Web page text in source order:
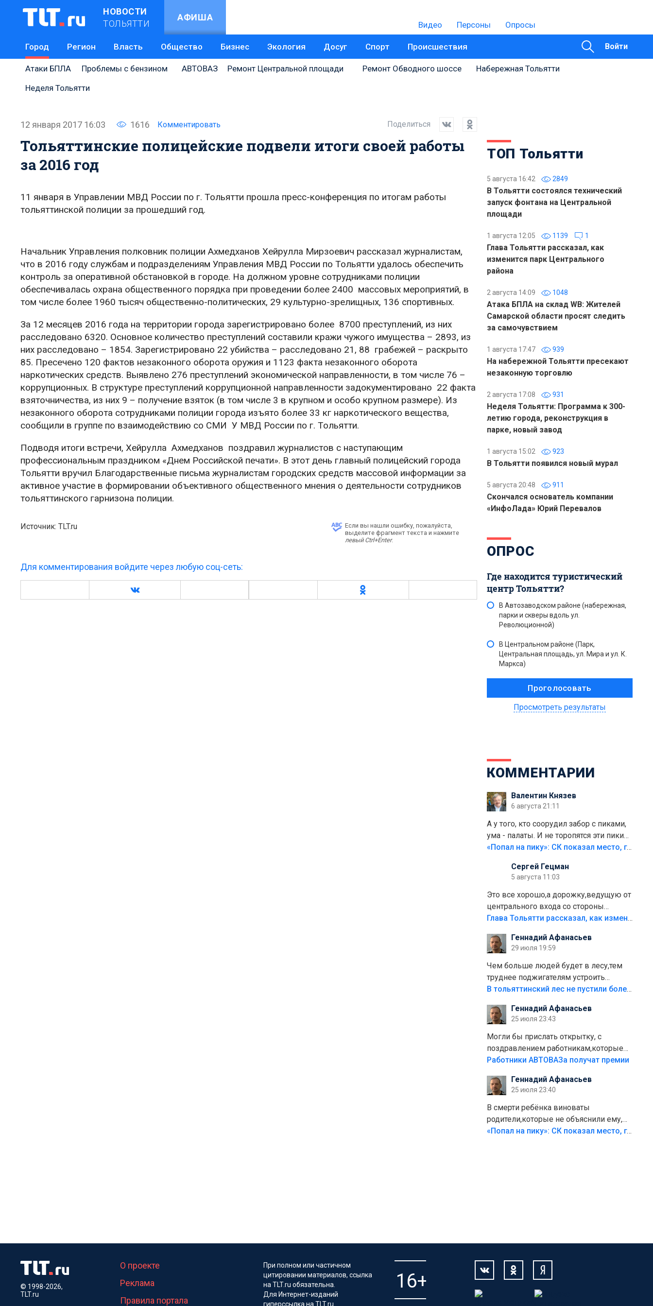
НОВОСТИ
ТОЛЬЯТТИ
АФИША
Видео Персоны Опросы
Город Регион Власть Общество Бизнес Экология Досуг Спорт Происшествия Войти
Атаки БПЛА Проблемы с бензином АВТОВАЗ Ремонт Центральной площади Ремонт Обводного шоссе
Набережная Тольятти
Неделя Тольятти
12 января 2017 16:03 1616 Комментировать Поделиться
Тольяттинские полицейские подвели итоги своей работы
за 2016 год
11 января в Управлении МВД России по г. Тольятти прошла пресс-конференция по итогам работы
тольяттинской полиции за прошедший год.
Начальник Управления полковник полиции Ахмедханов Хейрулла Мирзоевич рассказал журналистам,
что в 2016 году службам и подразделениям Управления МВД России по Тольятти удалось обеспечить
контроль за оперативной обстановкой в городе. На должном уровне сотрудниками полиции
обеспечивалась охрана общественного порядка при проведении более 2400 массовых мероприятий, в
том числе более 1960 тысяч общественно-политических, 29 культурно-зрелищных, 136 спортивных.
За 12 месяцев 2016 года на территории города зарегистрировано более 8700 преступлений, из них
расследовано 6320. Основное количество преступлений составили кражи чужого имущества – 2893, из
них расследовано – 1854. Зарегистрировано 22 убийства – расследовано 21, 88 грабежей – раскрыто
85. Пресечено 120 фактов незаконного оборота оружия и 1123 факта незаконного оборота
наркотических средств. Выявлено 276 преступлений экономической направленности, в том числе 76 –
коррупционных. В структуре преступлений коррупционной направленности задокументировано 22 факта
взяточничества, из них 9 – получение взяток (в том числе 3 в крупном и особо крупном размере). Из
незаконного оборота сотрудниками полиции города изъято более 33 кг наркотического вещества,
сообщили в группе по взаимодействию со СМИ У МВД России по г. Тольятти.
Подводя итоги встречи, Хейрулла Ахмедханов поздравил журналистов с наступающим
профессиональным праздником «Днем Российской печати». В этот день главный полицейский города
Тольятти вручил Благодарственные письма журналистам городских средств массовой информации за
активное участие в формировании объективного общественного мнения о деятельности сотрудников
тольяттинского гарнизона полиции.
Источник: TLT.ru
Если вы нашли ошибку, пожалуйста,
выделите фрагмент текста и нажмите
левый Ctrl+Enter.
Для комментирования войдите через любую соц-сеть:
ТОП Тольятти
5 августа 16:42 2849
В Тольятти состоялся технический
запуск фонтана на Центральной
площади
1 августа 12:05 1139 1
Глава Тольятти рассказал, как
изменится парк Центрального
района
2 августа 14:09 1048
Атака БПЛА на склад WB: Жителей
Самарской области просят следить
за самочувствием
1 августа 17:47 939
На набережной Тольятти пресекают
незаконную торговлю
2 августа 17:08 931
Неделя Тольятти: Программа к 300-
летию города, реконструкция в
парке, новый завод
1 августа 15:02 923
В Тольятти появился новый мурал
5 августа 20:48 911
Скончался основатель компании
«ИнфоЛада» Юрий Перевалов
ОПРОС
Где находится туристический
центр Тольятти?
В Автозаводском районе (набережная,
парки и скверы вдоль ул.
Революционной)
В Центральном районе (Парк,
Центральная площадь, ул. Мира и ул. К.
Маркса)
Просмотреть результаты
КОММЕНТАРИИ
Валентин Князев
6 августа 21:11
А у того, кто соорудил забор с пиками,
ума - палаты. И не торопятся эти пики
срезать
«Попал на пику»: СК показал место, где был смертельно травмирован ребенок в Тольятти
Сергей Гецман
5 августа 11:03
Это все хорошо,а дорожку,ведущую от
центрального входа со стороны
кафе"Мираж" к аттракционам слабо
плитки не хватило,т.к.осенью и зимой
лежала в парке и испортилась.Да
еще,видимо,часть украли.
Глава Тольятти рассказал, как изменится парк Центрального района
Геннадий Афанасьев
29 июля 19:59
Чем больше людей будет в лесу,тем
труднее поджигателям устроить
пожар.Тех кто разводит костры,тех
полно стоит,почему водители всё
равно едут в лес? Штрафы мизерные.
В тольяттинский лес не пустили более тысячи автомобилей
Геннадий Афанасьев
25 июля 23:43
Могли бы прислать открытку, с
поздравлением работникам,которые
больше сорока лет отработали на
Работники АВТОВАЗа получат премии
Геннадий Афанасьев
25 июля 23:40
В смерти ребёнка виноваты
родители,которые не объяснили ему,
что такое хорошо и что такое плохо!
«Попал на пику»: СК показал место, где был смертельно травмирован ребенок в Тольятти
© 1998-2026,
TLT.ru
О проекте
Реклама
Правила портала
При полном или частичном
цитировании материалов, ссылка
на TLT.ru обязательна.
Для Интернет-изданий
гиперссылка на TLT.ru